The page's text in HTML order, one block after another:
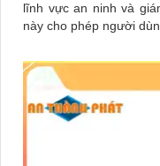
lĩnh vực an ninh và giám sát. Với độ phân giải
này cho phép người